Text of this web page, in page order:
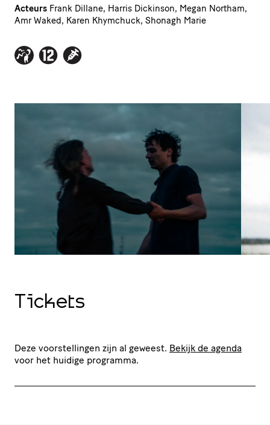
Acteurs Frank Dillane, Harris Dickinson, Megan Northam,
Amr Waked, Karen Khymchuck, Shonagh Marie
Tickets
Deze voorstellingen zijn al geweest. Bekijk de agenda
voor het huidige programma.